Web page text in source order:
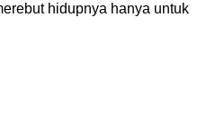
hidupnya hanya untuk